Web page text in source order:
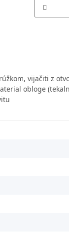
vijačiti z
obloge